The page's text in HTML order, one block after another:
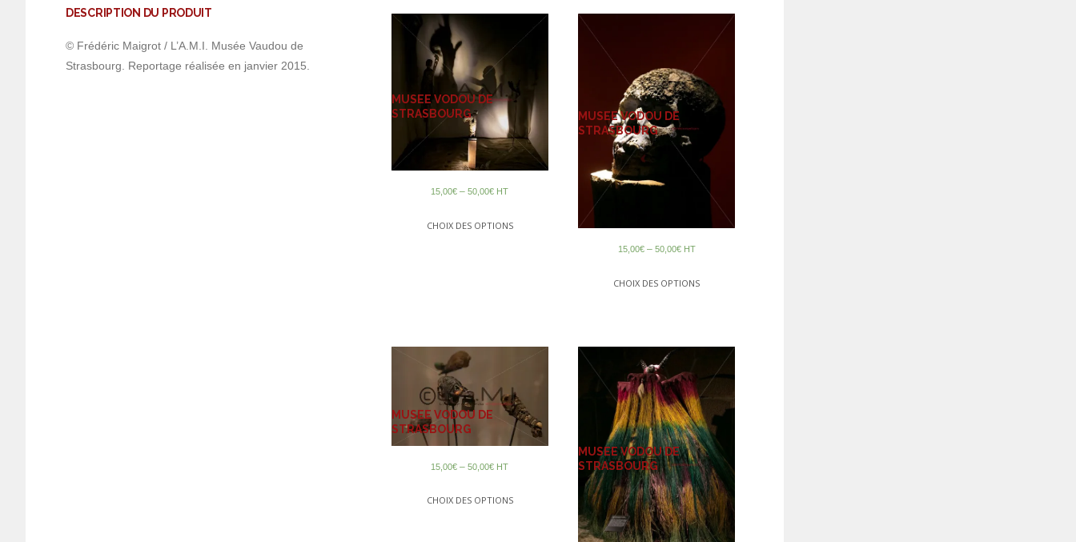
DESCRIPTION DU PRODUIT
© Frédéric Maigrot / L’A.M.I. Musée Vaudou de
Strasbourg. Reportage réalisée en janvier 2015.
MUSEE VODOU DE
STRASBOURG
15,00€ –50,00€ HT
CHOIX DES OPTIONS
MUSEE VODOU DE
STRASBOURG
15,00€– 50,00€ HT
CHOIX DES OPTIONS
MUSEE VODOU DE
STRASBOURG
15,00€ –50,00€ HT
CHOIX DES OPTIONS
MUSEE VODOU DE
STRASBOURG